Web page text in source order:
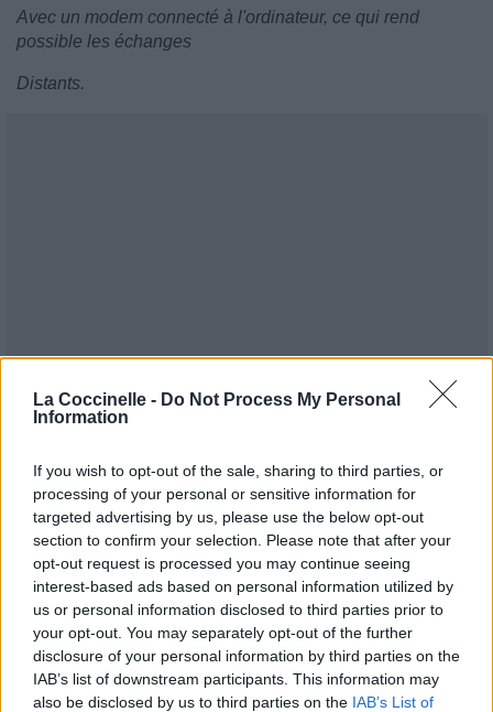
La Coccinelle - Do Not Process My Personal
Information
If you wish to opt-out of the sale, sharing to third parties, or
processing of your personal or sensitive information for
targeted advertising by us, please use the below opt-out
section to confirm your selection. Please note that after your
opt-out request is processed you may continue seeing
interest-based ads based on personal information utilized by
us or personal information disclosed to third parties prior to
your opt-out. You may separately opt-out of the further
disclosure of your personal information by third parties on the
IAB’s list of downstream participants. This information may
also be disclosed by us to third parties on the IAB’s List of
Avec un modem connecté à l'ordinateur, ce qui rend
possible les échanges
Distants.
Publié par Marthy 5517 2 2 5 le 4 janvier 2005 à
22h55.
Chanteurs : Kate Bush
Albums : The Sensual World